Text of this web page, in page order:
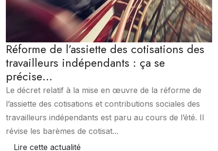
Réforme de l’assiette des cotisations des
travailleurs indépendants : ça se
précise…
Le décret relatif à la mise en œuvre de la réforme de
l’assiette des cotisations et contributions sociales des
travailleurs indépendants est paru au cours de l’été. Il
révise les barèmes de cotisat...
Lire cette actualité